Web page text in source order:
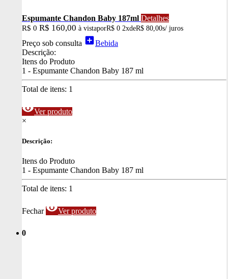
Espumante Chandon Baby 187ml Detalhes
R$ 0 R$ 160,00 à vistaporR$ 0 2xdeR$ 80,00s/ juros
Preço sob consulta add_boxBebida
Descrição:
Itens do Produto
1 - Espumante Chandon Baby 187 ml
Total de itens: 1
visibilityVer produto
×
Descrição:
Itens do Produto
1 - Espumante Chandon Baby 187 ml
Total de itens: 1
Fechar visibilityVer produto
0